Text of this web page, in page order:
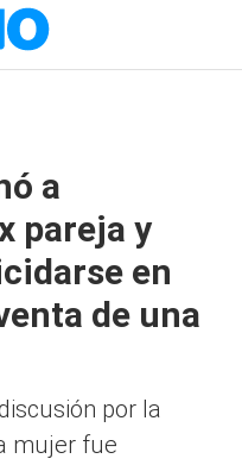
a
pareja y
en
de una
por la
mujer fue